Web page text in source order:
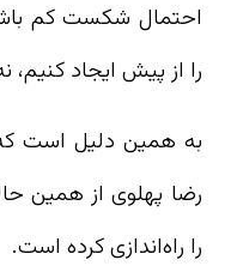
احتمال شکست کم
را از پیش ایجاد کنیم،
به همین دلیل است که
رضا پهلوی از همین
را راه‌اندازی کرده است.